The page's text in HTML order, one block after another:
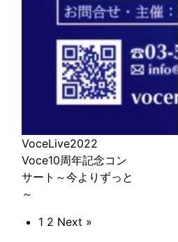
VoceLive2022
Voce10周年記念コン
サート～今よりずっと
～
1 2 Next »